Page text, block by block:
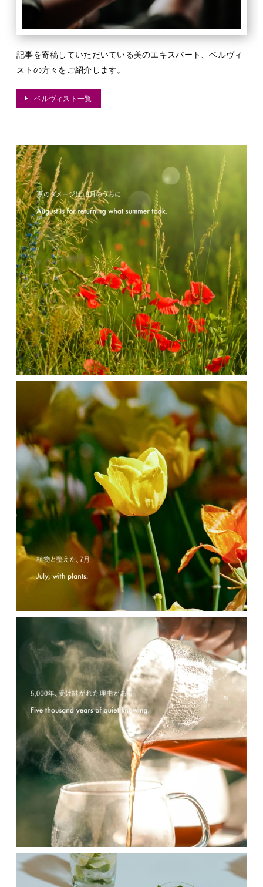
記事を寄稿していただいている美のエキスパート、ベルヴィ
ストの方々をご紹介します。
ベルヴィスト一覧